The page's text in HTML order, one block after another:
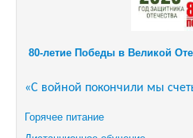
80-летие Победы в Великой
«С войной покончили мы
Горячее питание